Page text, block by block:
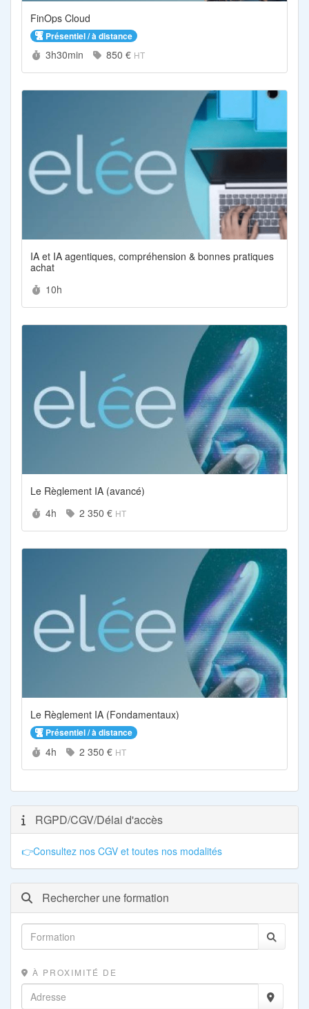
FinOps Cloud
Présentiel / à distance
Durée :
3h30min Prix :
850 € HT
IA et IA agentiques, compréhension & bonnes pratiques
achat
Durée :
10h
Le Règlement IA (avancé)
Durée :
4h Prix :
2 350 € HT
Le Règlement IA (Fondamentaux)
Présentiel / à distance
Durée :
4h Prix :
2 350 € HT
RGPD/CGV/Délai d'accès
👉Consultez nos CGV et toutes nos modalités
Rechercher une formation
À PROXIMITÉ DE